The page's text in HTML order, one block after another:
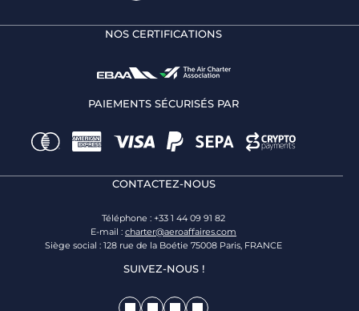
NOS CERTIFICATIONS
PAIEMENTS SÉCURISÉS PAR
CONTACTEZ-NOUS
Téléphone : +33 1 44 09 91 82
E-mail : charter@aeroaffaires.com
Siège social : 128 rue de la Boétie 75008 Paris, FRANCE
SUIVEZ-NOUS !